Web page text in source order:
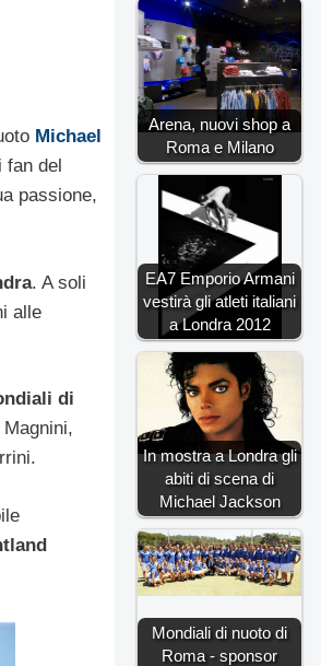
Michael
del
passione,
. A soli
alle
di
Arena, nuovi shop a
Roma e Milano
EA7 Emporio Armani
vestirà gli atleti italiani
a Londra 2012
In mostra a Londra gli
abiti di scena di
Michael Jackson
Mondiali di nuoto di
Roma - sponsor